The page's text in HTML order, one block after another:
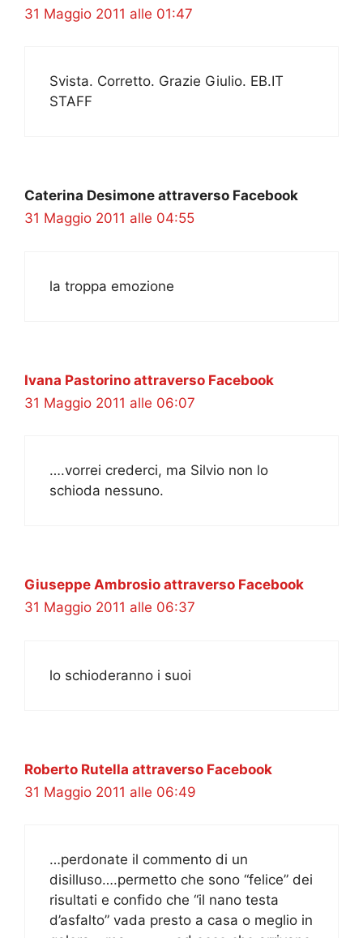
31 Maggio 2011 alle 01:47
Svista. Corretto. Grazie Giulio. EB.IT
STAFF
Caterina Desimone attraverso Facebook
31 Maggio 2011 alle 04:55
la troppa emozione
Ivana Pastorino attraverso Facebook
31 Maggio 2011 alle 06:07
….vorrei crederci, ma Silvio non lo
schioda nessuno.
Giuseppe Ambrosio attraverso Facebook
31 Maggio 2011 alle 06:37
lo schioderanno i suoi
Roberto Rutella attraverso Facebook
31 Maggio 2011 alle 06:49
…perdonate il commento di un
disilluso….permetto che sono “felice” dei
risultati e confido che “il nano testa
d’asfalto” vada presto a casa o meglio in